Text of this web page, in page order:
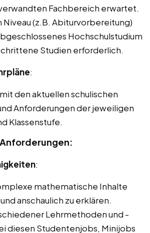
Fachbereich erwartet.
Niveau (z.B. Abiturvorbereitung)
Hochschulstudium
Studien erforderlich.
:
den aktuellen schulischen
Anforderungen der jeweiligen
Klassenstufe.
:
mathematische Inhalte
anschaulich zu erklären.
Lehrmethoden und -
diesen Studentenjobs, Minijobs